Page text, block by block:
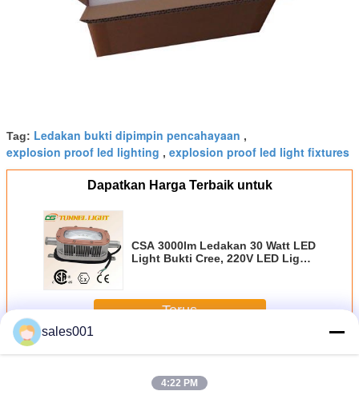
Tag: Ledakan bukti dipimpin pencahayaan ,
explosion proof led lighting , explosion proof led light fixtures
Dapatkan Harga Terbaik untuk
CSA 3000lm Ledakan 30 Watt LED
Light Bukti Cree, 220V LED Light
Terus
LebihLED Explosion Proof Cahaya
sales001
4:22 PM